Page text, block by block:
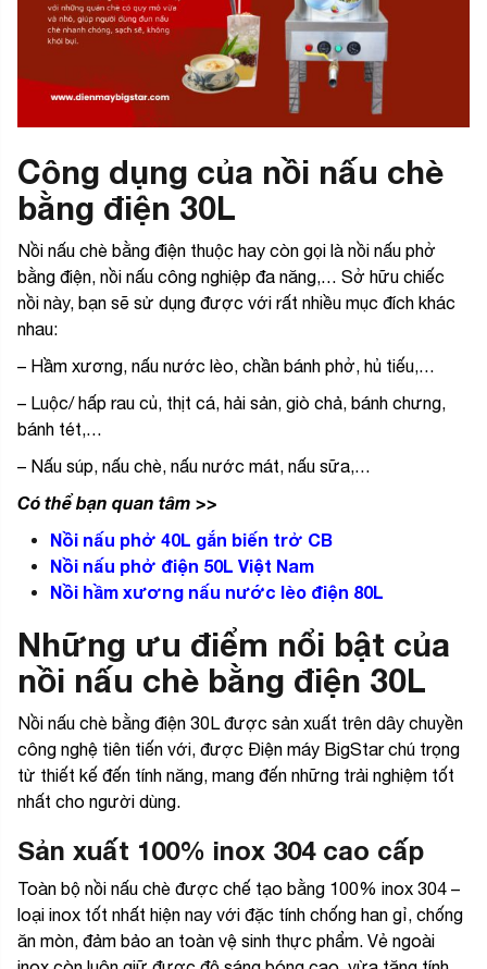
Công dụng của nồi nấu chè
bằng điện 30L
Nồi nấu chè bằng điện thuộc hay còn gọi là nồi nấu phở
bằng điện, nồi nấu công nghiệp đa năng,… Sở hữu chiếc
nồi này, bạn sẽ sử dụng được với rất nhiều mục đích khác
nhau:
– Hầm xương, nấu nước lèo, chần bánh phở, hủ tiếu,…
– Luộc/ hấp rau củ, thịt cá, hải sản, giò chả, bánh chưng,
bánh tét,…
– Nấu súp, nấu chè, nấu nước mát, nấu sữa,…
Có thể bạn quan tâm >>
Nồi nấu phở 40L gắn biến trở CB
Nồi nấu phở điện 50L Việt Nam
Nồi hầm xương nấu nước lèo điện 80L
Những ưu điểm nổi bật của
nồi nấu chè bằng điện 30L
Nồi nấu chè bằng điện 30L được sản xuất trên dây chuyền
công nghệ tiên tiến với, được Điện máy BigStar chú trọng
từ thiết kế đến tính năng, mang đến những trải nghiệm tốt
nhất cho người dùng.
Sản xuất 100% inox 304 cao cấp
Toàn bộ nồi nấu chè được chế tạo bằng 100% inox 304 –
loại inox tốt nhất hiện nay với đặc tính chống han gỉ, chống
ăn mòn, đảm bảo an toàn vệ sinh thực phẩm. Vẻ ngoài